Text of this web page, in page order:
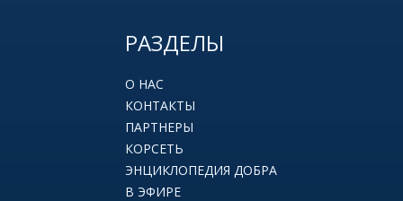
РАЗДЕЛЫ
О НАС
КОНТАКТЫ
ПАРТНЕРЫ
КОРСЕТЬ
ЭНЦИКЛОПЕДИЯ ДОБРА
В ЭФИРЕ